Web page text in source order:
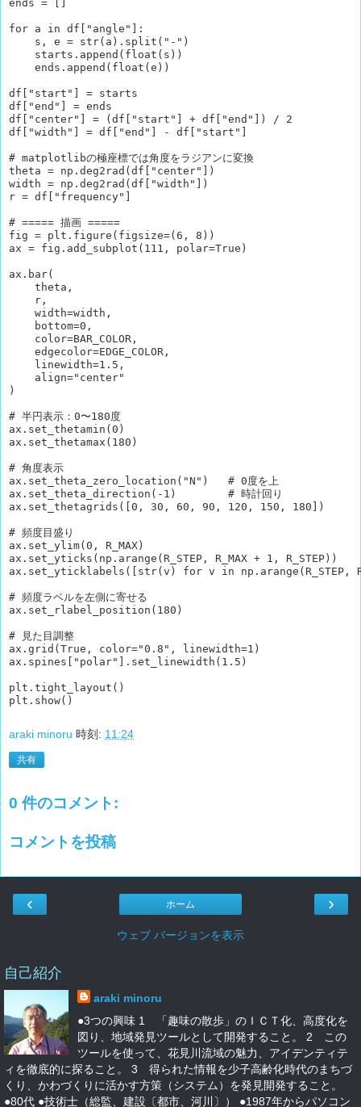
ends = []
for a in df["angle"]:
    s, e = str(a).split("-")
    starts.append(float(s))
    ends.append(float(e))
df["start"] = starts
df["end"] = ends
df["center"] = (df["start"] + df["end"]) / 2
df["width"] = df["end"] - df["start"]
# matplotlibの極座標では角度をラジアンに変換
theta = np.deg2rad(df["center"])
width = np.deg2rad(df["width"])
r = df["frequency"]
# ===== 描画 =====
fig = plt.figure(figsize=(6, 8))
ax = fig.add_subplot(111, polar=True)
ax.bar(
    theta,
    r,
    width=width,
    bottom=0,
    color=BAR_COLOR,
    edgecolor=EDGE_COLOR,
    linewidth=1.5,
    align="center"
)
# 半円表示：0〜180度
ax.set_thetamin(0)
ax.set_thetamax(180)
# 角度表示
ax.set_theta_zero_location("N")   # 0度を上
ax.set_theta_direction(-1)        # 時計回り
ax.set_thetagrids([0, 30, 60, 90, 120, 150, 180])
# 頻度目盛り
ax.set_ylim(0, R_MAX)
ax.set_yticks(np.arange(R_STEP, R_MAX + 1, R_STEP))
ax.set_yticklabels([str(v) for v in np.arange(R_STEP,
# 頻度ラベルを左側に寄せる
ax.set_rlabel_position(180)
# 見た目調整
ax.grid(True, color="0.8", linewidth=1)
ax.spines["polar"].set_linewidth(1.5)
plt.tight_layout()
plt.show()
araki minoru 時刻: 11:24
共有
0 件のコメント:
コメントを投稿
‹ ›
ホーム
ウェブ バージョンを表示
自己紹介
araki minoru
●3つの興味 1 「趣味の散歩」のＩＣＴ化、高度化を
図り、地域発見ツールとして開発すること。 2 この
ツールを使って、花見川流域の魅力、アイデンティテ
ィを徹底的に探ること。 3 得られた情報を少子高齢化時代のまちづ
くり、かわづくりに活かす方策（システム）を発見開発すること。
●80代 ●技術士（総監、建設〔都市、河川〕） ●1987年からパソコン